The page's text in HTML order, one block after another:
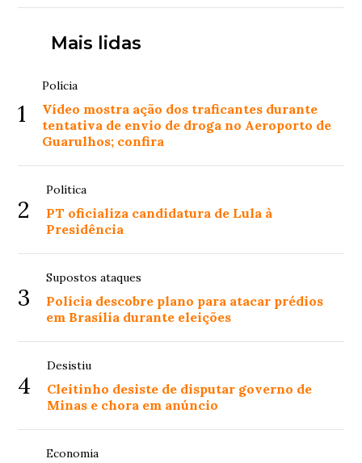
Mais lidas
1
Polícia
Vídeo mostra ação dos traficantes durante
tentativa de envio de droga no Aeroporto de
Guarulhos; confira
2
Política
PT oficializa candidatura de Lula à
Presidência
3
Supostos ataques
Polícia descobre plano para atacar prédios
em Brasília durante eleições
4
Desistiu
Cleitinho desiste de disputar governo de
Minas e chora em anúncio
Economia